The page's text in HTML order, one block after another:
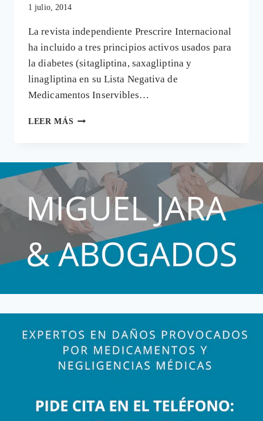
1 julio, 2014
La revista independiente Prescrire Internacional
ha incluido a tres principios activos usados para
la diabetes (sitagliptina, saxagliptina y
linagliptina en su Lista Negativa de
Medicamentos Inservibles…
LEER MÁS LOS
LA
DIABETES
SON
POCO
EFICACES,
NOCIVOS
CAROS